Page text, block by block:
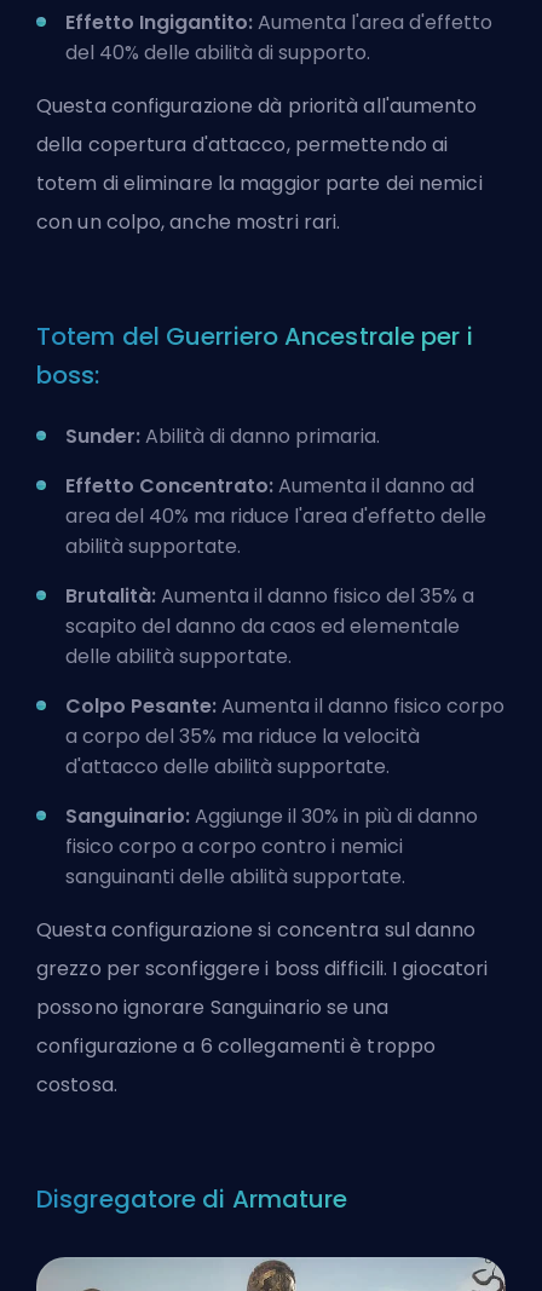
Effetto Ingigantito:Aumenta l'area d'effetto
del 40% delle abilità di supporto.
Questa configurazione dà priorità all'aumento
della copertura d'attacco, permettendo ai
totem di eliminare la maggior parte dei nemici
con un colpo, anche mostri rari.
Totem del Guerriero Ancestrale per i
boss:
Sunder:Abilità di danno primaria.
Effetto Concentrato:Aumenta il danno ad
area del 40% ma riduce l'area d'effetto delle
abilità supportate.
Brutalità:Aumenta il danno fisico del 35% a
scapito del danno da caos ed elementale
delle abilità supportate.
Colpo Pesante:Aumenta il danno fisico corpo
a corpo del 35% ma riduce la velocità
d'attacco delle abilità supportate.
Sanguinario:Aggiunge il 30% in più di danno
fisico corpo a corpo contro i nemici
sanguinanti delle abilità supportate.
Questa configurazione si concentra sul danno
grezzo per sconfiggere i boss difficili. I giocatori
possono ignorare Sanguinario se una
configurazione a 6 collegamenti è troppo
costosa.
Disgregatore di Armature